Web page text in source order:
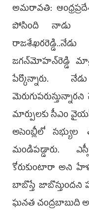
అమ‌రావ‌తి:
పోసింది నాడు
జ‌గ‌న్‌మోహ‌న్‌రెడ్డి
పేర్కొన్నారు.
మార్పుల‌కు సీఎం
అసెంబ్లీలో స‌భ్యుల
మండిప‌డ్డారు.
కోరుకుంటారా అని
బాబొస్తే
ఘనత చంద్రబాబుది